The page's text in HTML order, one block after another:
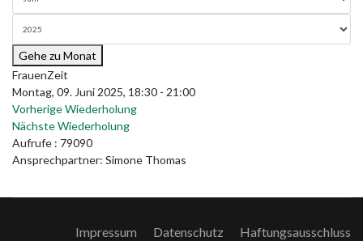
Gehe zu Monat
FrauenZeit
Montag, 09. Juni 2025, 18:30 - 21:00
Vorherige Wiederholung
Nächste Wiederholung
Aufrufe : 79090
Ansprechpartner: Simone Thomas
Impressum Datenschutz
Haftungsausschluss